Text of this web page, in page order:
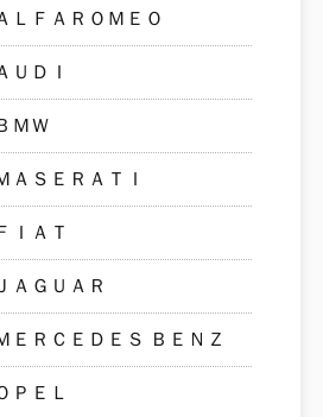
ＬＦＡＲＯＭＥＯ
ＵＤＩ
ＭＷ
ＡＳＥＲＡＴＩ
ＩＡＴ
ＪＡＧＵＡＲ
ＥＲＣＥＤＥＳ ＢＥＮＺ
ＰＥＬ